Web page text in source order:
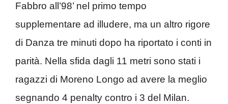
Fabbro all’98’ nel primo tempo
supplementare ad illudere, ma un altro rigore
di Danza tre minuti dopo ha riportato i conti in
parità. Nella sfida dagli 11 metri sono stati i
ragazzi di Moreno Longo ad avere la meglio
segnando 4 penalty contro i 3 del Milan.